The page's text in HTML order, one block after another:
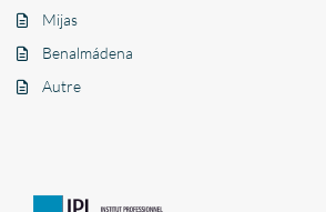
Mijas
Benalmádena
Autre